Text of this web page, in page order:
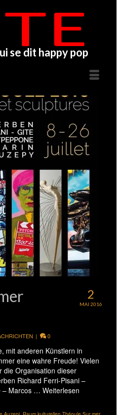
se dit happy pop
2
MAI 2016
| 0
mit anderen Künstlern in
eine wahre Freude! Vielen
die Organisation dieser
Richard Ferri-Pisani –
– Marcos … Weiterlesen